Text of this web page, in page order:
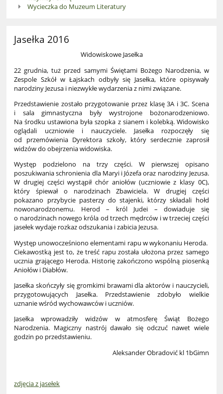
Wycieczka do Muzeum Literatury
Jasełka 2016
Widowiskowe Jasełka
22 grudnia, tuż przed samymi Świętami Bożego Narodzenia, w
Zespole Szkół w Łajskach odbyły się Jasełka, które opisywały
narodziny Jezusa i niezwykłe wydarzenia z nimi związane.
Przedstawienie zostało przygotowanie przez klasę 3A i 3C. Scena
i sala gimnastyczna były wystrojone bożonarodzeniowo.
Na środku ustawiona była szopka z sianem i kolebką. Widowisko
oglądali uczniowie i nauczyciele. Jasełka rozpoczęły się
od przemówienia Dyrektora szkoły, który serdecznie zaprosił
widzów do obejrzenia widowiska.
Występ podzielono na trzy części. W pierwszej opisano
poszukiwania schronienia dla Maryi i Józefa oraz narodziny Jezusa.
W drugiej części wystąpił chór aniołów (uczniowie z klasy 0C),
który śpiewał o narodzinach Zbawiciela. W drugiej części
pokazano przybycie pasterzy do stajenki, którzy składali hołd
nowonarodzonemu. Herod – król Judei – dowiaduje się
o narodzinach nowego króla od trzech mędrców i w trzeciej części
jasełek wydaje rozkaz odszukania i zabicia Jezusa.
Występ unowocześniono elementami rapu w wykonaniu Heroda.
Ciekawostką jest to, że treść rapu została ułożona przez samego
ucznia grającego Heroda. Historię zakończono wspólną piosenką
Aniołów i Diabłów.
Jasełka skończyły się gromkimi brawami dla aktorów i nauczycieli,
przygotowujących Jasełka. Przedstawienie zdobyło wielkie
uznanie wśród wychowawców i uczniów.
Jasełka wprowadziły widzów w atmosferę Świąt Bożego
Narodzenia. Magiczny nastrój dawało się odczuć nawet wiele
godzin po przedstawieniu.
Aleksander Obradović kl 1bGimn
zdjęcia z jasełek